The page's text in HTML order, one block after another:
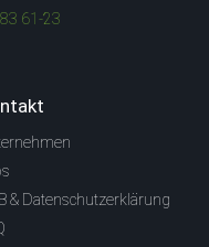
61-23
& Datenschutzerklärung